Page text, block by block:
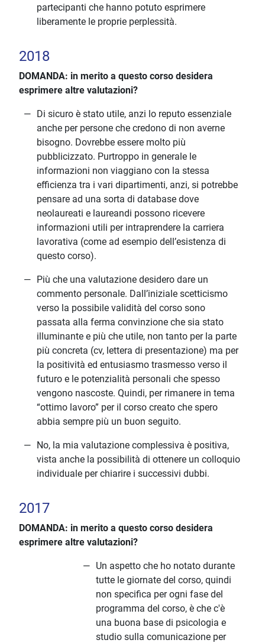
partecipanti che hanno potuto esprimere
liberamente le proprie perplessità.
2018
DOMANDA: in merito a questo corso desidera
esprimere altre valutazioni?
Di sicuro è stato utile, anzi lo reputo essenziale
anche per persone che credono di non averne
bisogno. Dovrebbe essere molto più
pubblicizzato. Purtroppo in generale le
informazioni non viaggiano con la stessa
efficienza tra i vari dipartimenti, anzi, si potrebbe
pensare ad una sorta di database dove
neolaureati e laureandi possono ricevere
informazioni utili per intraprendere la carriera
lavorativa (come ad esempio dell’esistenza di
questo corso).
Più che una valutazione desidero dare un
commento personale. Dall’iniziale scetticismo
verso la possibile validità del corso sono
passata alla ferma convinzione che sia stato
illuminante e più che utile, non tanto per la parte
più concreta (cv, lettera di presentazione) ma per
la positività ed entusiasmo trasmesso verso il
futuro e le potenzialità personali che spesso
vengono nascoste. Quindi, per rimanere in tema
“ottimo lavoro” per il corso creato che spero
abbia sempre più un buon seguito.
No, la mia valutazione complessiva è positiva,
vista anche la possibilità di ottenere un colloquio
individuale per chiarire i successivi dubbi.
2017
DOMANDA: in merito a questo corso desidera
esprimere altre valutazioni?
Un aspetto che ho notato durante
tutte le giornate del corso, quindi
non specifica per ogni fase del
programma del corso, è che c'è
una buona base di psicologia e
studio sulla comunicazione per